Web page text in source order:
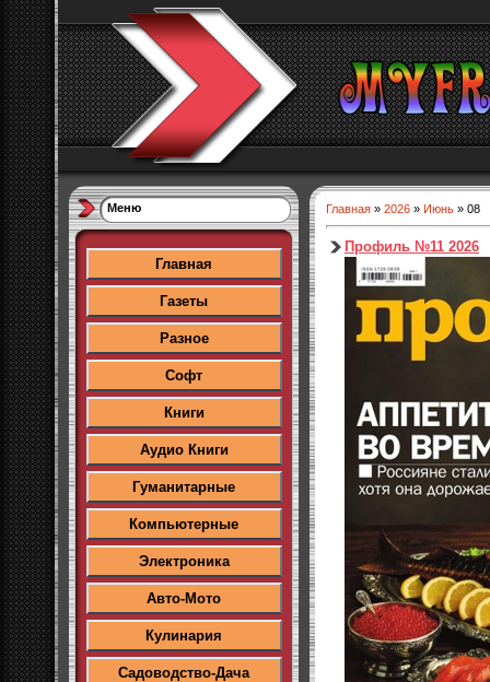
Меню
Главная
Газеты
Разное
Софт
Книги
Аудио Книги
Гуманитарные
Компьютерные
Электроника
Авто-Мото
Кулинария
Садоводство-Дача
Главная » 2026 » Июнь » 08
Профиль №11 2026